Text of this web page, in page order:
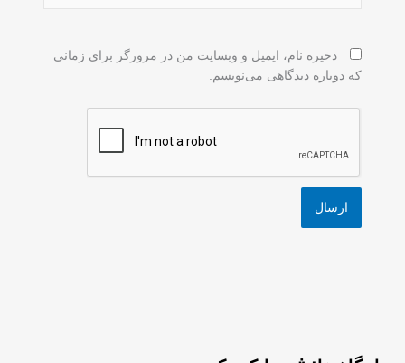
ذخیره نام، ایمیل و وبسایت من در مرورگر برای زمانی
که دوباره دیدگاهی می‌نویسم.